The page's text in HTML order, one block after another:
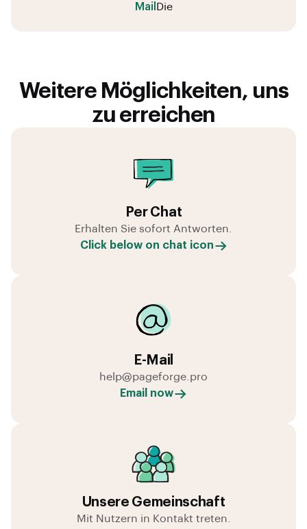
Mail Die
Weitere Möglichkeiten, uns
zu erreichen
Per Chat
Erhalten Sie sofort Antworten.
Click below on chat icon
E-Mail
help@pageforge.pro
Email now
Unsere Gemeinschaft
Mit Nutzern in Kontakt treten.